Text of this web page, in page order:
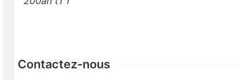
Contactez-nous